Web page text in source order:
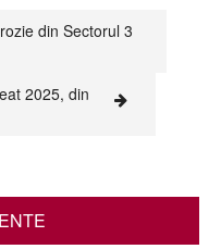
din Sectorul 3
2025, din